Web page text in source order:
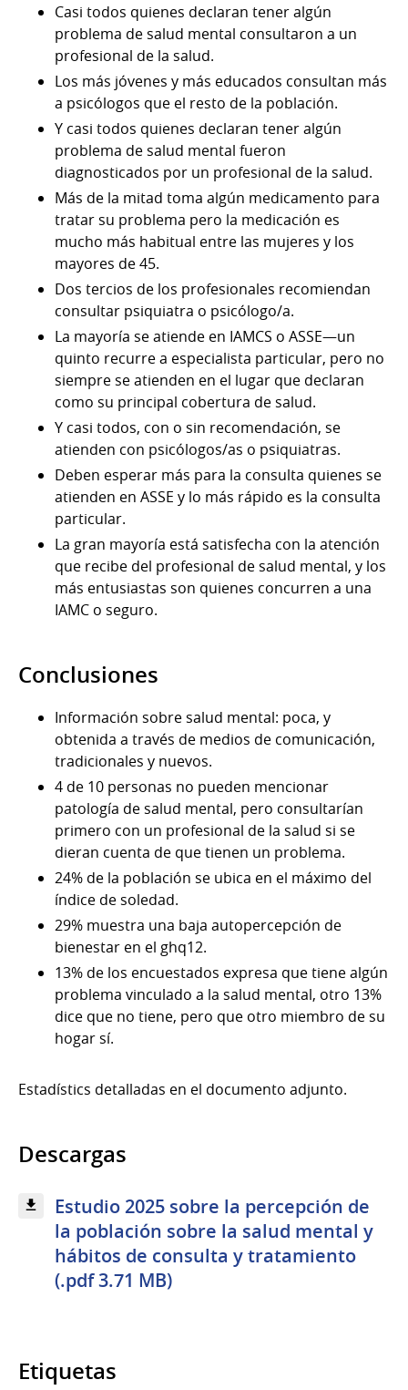
Casi todos quienes declaran tener algún
problema de salud mental consultaron a un
profesional de la salud.
Los más jóvenes y más educados consultan más
a psicólogos que el resto de la población.
Y casi todos quienes declaran tener algún
problema de salud mental fueron
diagnosticados por un profesional de la salud.
Más de la mitad toma algún medicamento para
tratar su problema pero la medicación es
mucho más habitual entre las mujeres y los
mayores de 45.
Dos tercios de los profesionales recomiendan
consultar psiquiatra o psicólogo/a.
La mayoría se atiende en IAMCS o ASSE—un
quinto recurre a especialista particular, pero no
siempre se atienden en el lugar que declaran
como su principal cobertura de salud.
Y casi todos, con o sin recomendación, se
atienden con psicólogos/as o psiquiatras.
Deben esperar más para la consulta quienes se
atienden en ASSE y lo más rápido es la consulta
particular.
La gran mayoría está satisfecha con la atención
que recibe del profesional de salud mental, y los
más entusiastas son quienes concurren a una
IAMC o seguro.
Conclusiones
Información sobre salud mental: poca, y
obtenida a través de medios de comunicación,
tradicionales y nuevos.
4 de 10 personas no pueden mencionar
patología de salud mental, pero consultarían
primero con un profesional de la salud si se
dieran cuenta de que tienen un problema.
24% de la población se ubica en el máximo del
índice de soledad.
29% muestra una baja autopercepción de
bienestar en el ghq12.
13% de los encuestados expresa que tiene algún
problema vinculado a la salud mental, otro 13%
dice que no tiene, pero que otro miembro de su
hogar sí.
Estadístics detalladas en el documento adjunto.
Descargas
Estudio 2025 sobre la percepción de
la población sobre la salud mental y
hábitos de consulta y tratamiento
(.pdf 3.71 MB)
Etiquetas